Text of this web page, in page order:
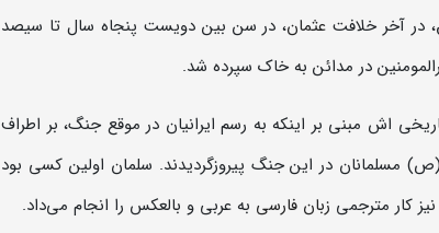
عثمان، در سن بین دویست پنجاه سال تا سیصد
در مدائن به خاک سپرده شد.
اش مبنی بر اینکه به رسم ایرانیان در موقع جنگ، بر اطراف
مسلمانان در این جنگ پیروزگردیدند. سلمان اولین کسی بود
کار مترجمی زبان فارسی به عربی و بالعکس را انجام می‌داد.